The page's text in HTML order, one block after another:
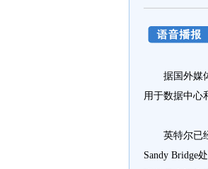
据国外媒体
用于数据中心
英特尔已经
Sandy Bridge